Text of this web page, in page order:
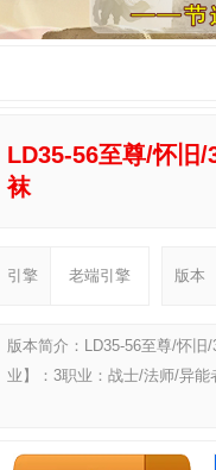
LD35-56至尊/怀旧
袜
引擎 老端引擎 版本
版本简介：LD35-56至尊/怀
业】：3职业：战士/法师/异